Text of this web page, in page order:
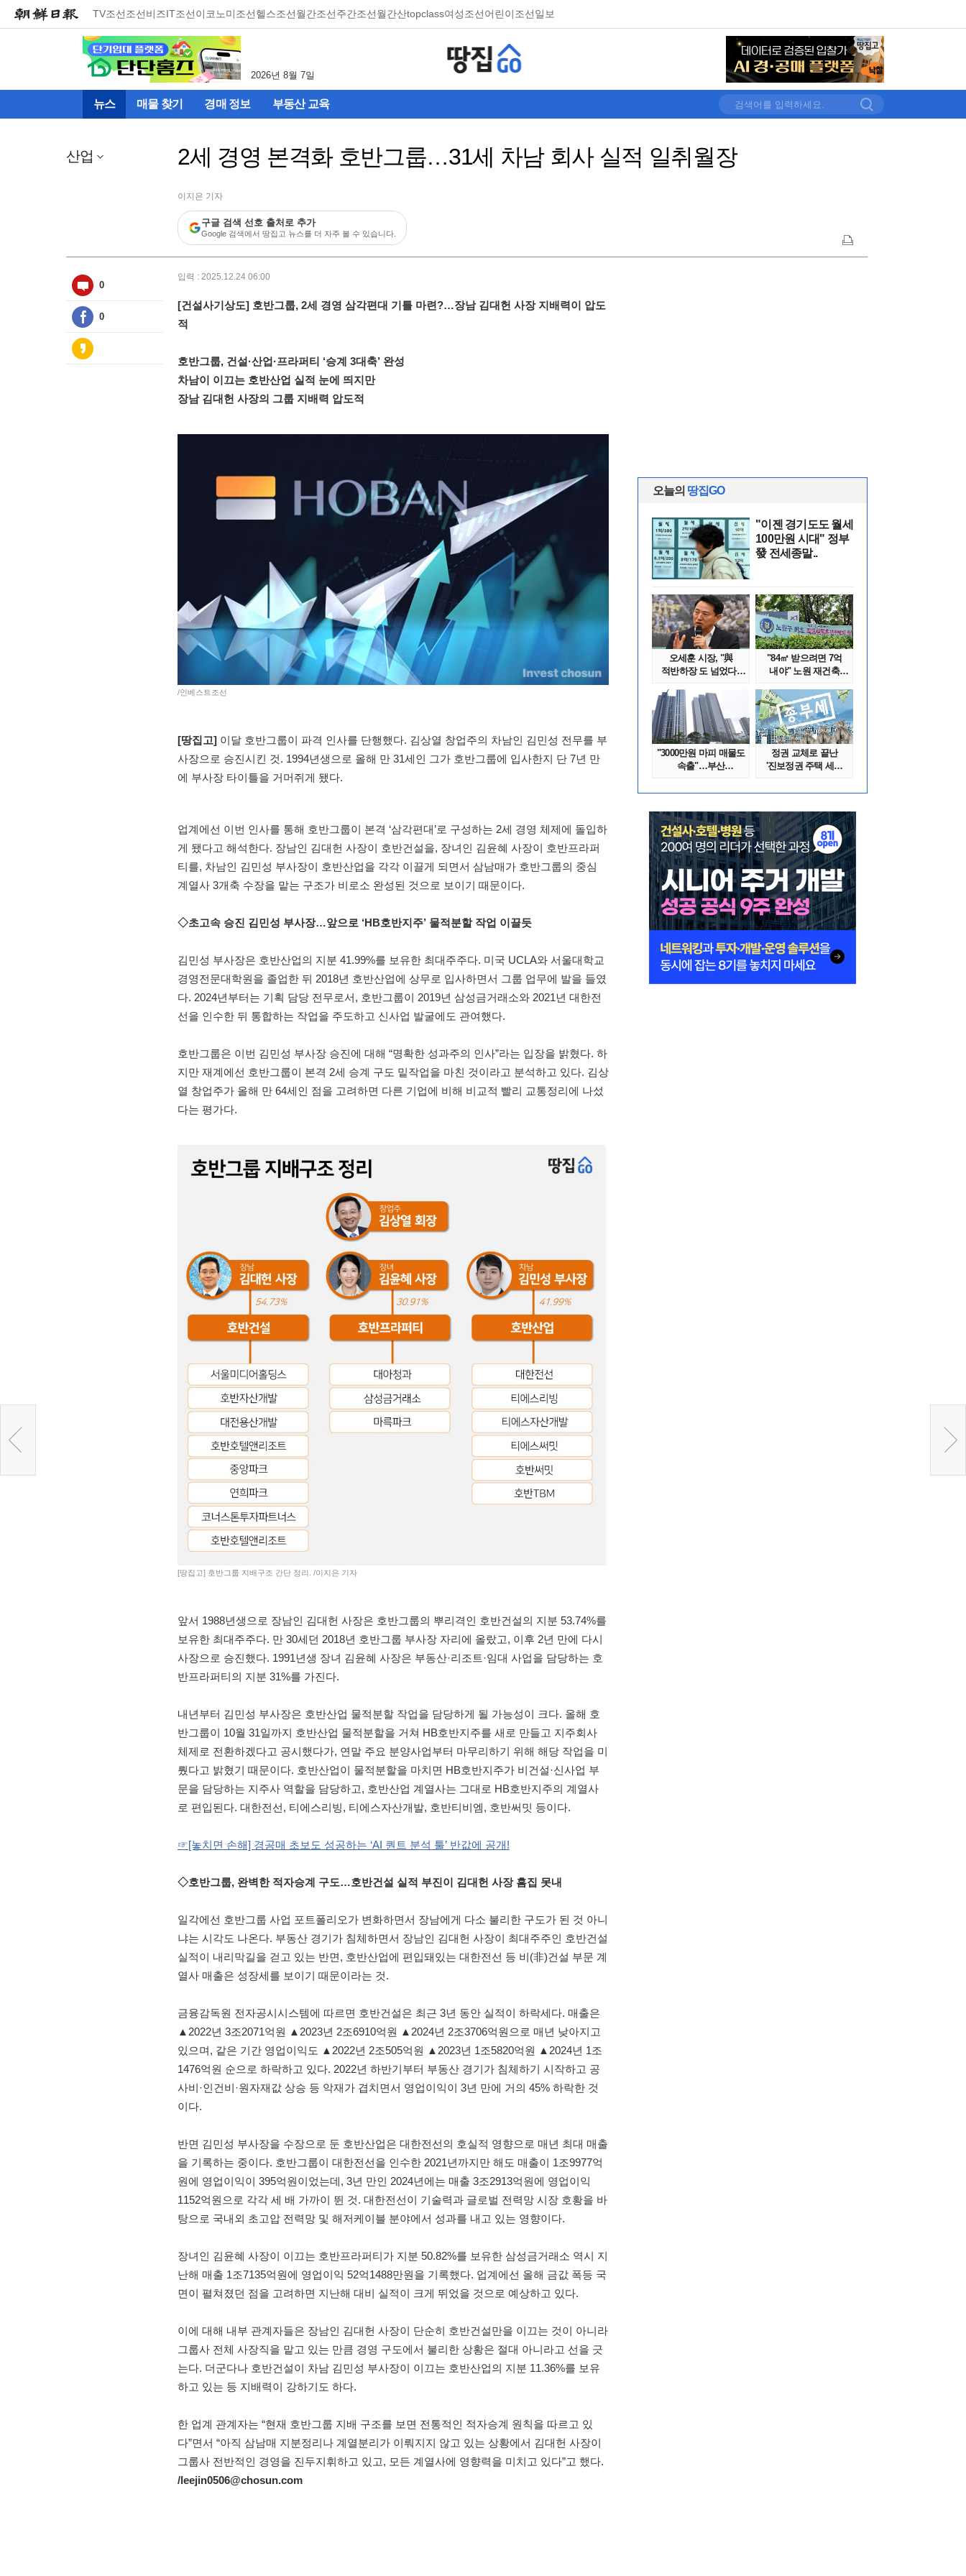
TV조선조선비즈IT조선이코노미조선헬스조선월간조선주간조선월간산topclass여성조선어린이조선일보
2026년 8월 7일
뉴스 매물 찾기 경매 정보 부동산 교육
산업 2세 경영 본격화 호반그룹…31세 차남 회사 실적 일취월장
이지은 기자
구글 검색 선호 출처로 추가
Google 검색에서 땅집고 뉴스를 더 자주 볼 수 있습니다.
0
0
입력 : 2025.12.24 06:00
[건설사기상도] 호반그룹, 2세 경영 삼각편대 기틀 마련?…장남 김대헌 사장 지배력이 압도
적
호반그룹, 건설·산업·프라퍼티 ‘승계 3대축’ 완성
차남이 이끄는 호반산업 실적 눈에 띄지만
장남 김대헌 사장의 그룹 지배력 압도적
/인베스트조선
[땅집고] 이달 호반그룹이 파격 인사를 단행했다. 김상열 창업주의 차남인 김민성 전무를 부
사장으로 승진시킨 것. 1994년생으로 올해 만 31세인 그가 호반그룹에 입사한지 단 7년 만
에 부사장 타이틀을 거머쥐게 됐다.
업계에선 이번 인사를 통해 호반그룹이 본격 ‘삼각편대’로 구성하는 2세 경영 체제에 돌입하
게 됐다고 해석한다. 장남인 김대헌 사장이 호반건설을, 장녀인 김윤혜 사장이 호반프라퍼
티를, 차남인 김민성 부사장이 호반산업을 각각 이끌게 되면서 삼남매가 호반그룹의 중심
계열사 3개축 수장을 맡는 구조가 비로소 완성된 것으로 보이기 때문이다.
◇초고속 승진 김민성 부사장…앞으로 ‘HB호반지주’ 물적분할 작업 이끌듯
김민성 부사장은 호반산업의 지분 41.99%를 보유한 최대주주다. 미국 UCLA와 서울대학교
경영전문대학원을 졸업한 뒤 2018년 호반산업에 상무로 입사하면서 그룹 업무에 발을 들였
다. 2024년부터는 기획 담당 전무로서, 호반그룹이 2019년 삼성금거래소와 2021년 대한전
선을 인수한 뒤 통합하는 작업을 주도하고 신사업 발굴에도 관여했다.
호반그룹은 이번 김민성 부사장 승진에 대해 “명확한 성과주의 인사”라는 입장을 밝혔다. 하
지만 재계에선 호반그룹이 본격 2세 승계 구도 밑작업을 마친 것이라고 분석하고 있다. 김상
열 창업주가 올해 만 64세인 점을 고려하면 다른 기업에 비해 비교적 빨리 교통정리에 나섰
다는 평가다.
[땅집고] 호반그룹 지배구조 간단 정리. /이지은 기자
앞서 1988년생으로 장남인 김대헌 사장은 호반그룹의 뿌리격인 호반건설의 지분 53.74%를
보유한 최대주주다. 만 30세던 2018년 호반그룹 부사장 자리에 올랐고, 이후 2년 만에 다시
사장으로 승진했다. 1991년생 장녀 김윤혜 사장은 부동산·리조트·임대 사업을 담당하는 호
반프라퍼티의 지분 31%를 가진다.
내년부터 김민성 부사장은 호반산업 물적분할 작업을 담당하게 될 가능성이 크다. 올해 호
반그룹이 10월 31일까지 호반산업 물적분할을 거쳐 HB호반지주를 새로 만들고 지주회사
체제로 전환하겠다고 공시했다가, 연말 주요 분양사업부터 마무리하기 위해 해당 작업을 미
뤘다고 밝혔기 때문이다. 호반산업이 물적분할을 마치면 HB호반지주가 비건설·신사업 부
문을 담당하는 지주사 역할을 담당하고, 호반산업 계열사는 그대로 HB호반지주의 계열사
로 편입된다. 대한전선, 티에스리빙, 티에스자산개발, 호반티비엠, 호반써밋 등이다.
☞[놓치면 손해] 경공매 초보도 성공하는 ‘AI 퀀트 분석 툴’ 반값에 공개!
◇호반그룹, 완벽한 적자승계 구도…호반건설 실적 부진이 김대헌 사장 흠집 못내
일각에선 호반그룹 사업 포트폴리오가 변화하면서 장남에게 다소 불리한 구도가 된 것 아니
냐는 시각도 나온다. 부동산 경기가 침체하면서 장남인 김대헌 사장이 최대주주인 호반건설
실적이 내리막길을 걷고 있는 반면, 호반산업에 편입돼있는 대한전선 등 비(非)건설 부문 계
열사 매출은 성장세를 보이기 때문이라는 것.
금융감독원 전자공시시스템에 따르면 호반건설은 최근 3년 동안 실적이 하락세다. 매출은
▲2022년 3조2071억원 ▲2023년 2조6910억원 ▲2024년 2조3706억원으로 매년 낮아지고
있으며, 같은 기간 영업이익도 ▲2022년 2조505억원 ▲2023년 1조5820억원 ▲2024년 1조
1476억원 순으로 하락하고 있다. 2022년 하반기부터 부동산 경기가 침체하기 시작하고 공
사비·인건비·원자재값 상승 등 악재가 겹치면서 영업이익이 3년 만에 거의 45% 하락한 것
이다.
반면 김민성 부사장을 수장으로 둔 호반산업은 대한전선의 호실적 영향으로 매년 최대 매출
을 기록하는 중이다. 호반그룹이 대한전선을 인수한 2021년까지만 해도 매출이 1조9977억
원에 영업이익이 395억원이었는데, 3년 만인 2024년에는 매출 3조2913억원에 영업이익
1152억원으로 각각 세 배 가까이 뛴 것. 대한전선이 기술력과 글로벌 전력망 시장 호황을 바
탕으로 국내외 초고압 전력망 및 해저케이블 분야에서 성과를 내고 있는 영향이다.
장녀인 김윤혜 사장이 이끄는 호반프라퍼티가 지분 50.82%를 보유한 삼성금거래소 역시 지
난해 매출 1조7135억원에 영업이익 52억1488만원을 기록했다. 업계에선 올해 금값 폭등 국
면이 펼쳐졌던 점을 고려하면 지난해 대비 실적이 크게 뛰었을 것으로 예상하고 있다.
이에 대해 내부 관계자들은 장남인 김대헌 사장이 단순히 호반건설만을 이끄는 것이 아니라
그룹사 전체 사장직을 맡고 있는 만큼 경영 구도에서 불리한 상황은 절대 아니라고 선을 긋
는다. 더군다나 호반건설이 차남 김민성 부사장이 이끄는 호반산업의 지분 11.36%를 보유
하고 있는 등 지배력이 강하기도 하다.
한 업계 관계자는 “현재 호반그룹 지배 구조를 보면 전통적인 적자승계 원칙을 따르고 있
다”면서 “아직 삼남매 지분정리나 계열분리가 이뤄지지 않고 있는 상황에서 김대헌 사장이
그룹사 전반적인 경영을 진두지휘하고 있고, 모든 계열사에 영향력을 미치고 있다”고 했다.
/leejin0506@chosun.com
오늘의 땅집GO
"이젠 경기도도 월세
100만원 시대" 정부
發 전세종말..
오세훈 시장, "與
적반하장 도 넘었다"
"84㎡ 받으려면 7억
내야" 노원 재건축
"3000만원 마피 매물도
속출"…부산
정권 교체로 끝난
'진보정권 주택 세금